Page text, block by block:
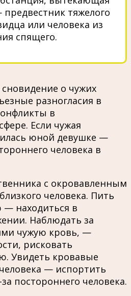
тяжелого
или человека из
спящего.
о чужих
разногласия в
в
Если чужая
юной девушке —
человека в
с окровавленным
человека. Пить
находиться в
Наблюдать за
чужую кровь, —
рисковать
Увидеть кровавые
— испортить
постороннего человека.